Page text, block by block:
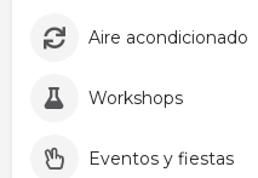
Aire acondicionado
Workshops
Eventos y fiestas